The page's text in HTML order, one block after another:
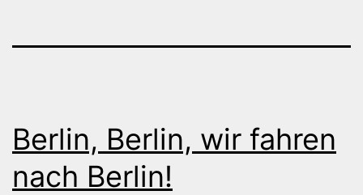
Berlin, Berlin, wir fahren
nach Berlin!